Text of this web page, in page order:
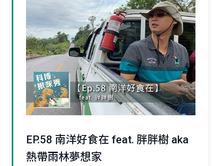
EP.58 南洋好食在 feat. 胖胖樹 aka
熱帶雨林夢想家